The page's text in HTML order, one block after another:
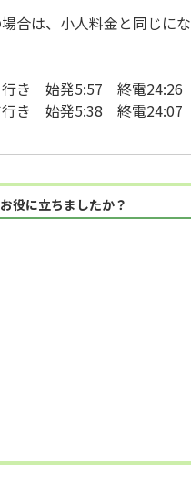
合は、小人料金と同じに
き 始発5:57 終電24:26
き 始発5:38 終電24:07
役に立ちましたか？